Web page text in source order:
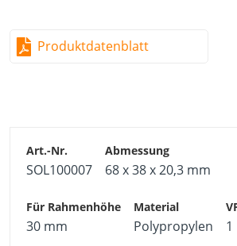
Produktdatenblatt
SOL100007 68 x 38 x 20,3 mm
30 mm Polypropylen 1